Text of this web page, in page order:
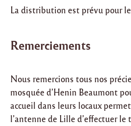
La distribution est prévu pour
Remerciements
Nous remercions tous nos
mosquée d’Henin Beaumont
accueil dans leurs locaux
l’antenne de Lille d’effectuer le